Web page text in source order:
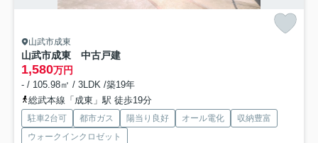
山武市成東
山武市成東 中古戸建
1,580万円
- / 105.98㎡ / 3LDK /築19年
総武本線「成東」駅 徒歩19分
駐車2台可 都市ガス 陽当り良好 オール電化
収納豊富
ウォークインクロゼット